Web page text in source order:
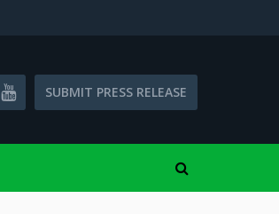
SUBMIT PRESS RELEASE